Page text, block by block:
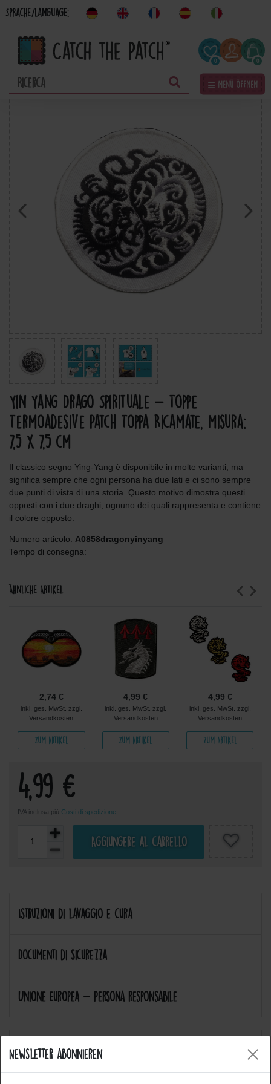
Newsletter abonnieren
Sprache/Language:
0
☰ Menü öffnen
Yin Yang Drago Spirituale - Toppe
Termoadesive Patch Toppa Ricamate, Misura:
7,5 x 7,5 cm
Il classico segno Ying-Yang è disponibile in molte varianti, ma
significa sempre che ogni persona ha due lati e ci sono sempre
due punti di vista di una storia. Questo motivo dimostra questi
opposti con i due draghi, ognuno dei quali rappresenta e contiene
il colore opposto.
Numero articolo: A0858dragonyinyang
Tempo di consegna:
Ähnliche Artikel
2,74 €
inkl. ges. MwSt. zzgl.
Versandkosten
Zum Artikel
4,99 €
inkl. ges. MwSt. zzgl.
Versandkosten
Zum Artikel
4,99 €
inkl. ges. MwSt. zzgl.
Versandkosten
Zum Artikel
4,99 €
IVA inclusa più Costi di spedizione
Aggiungere al carrello
Istruzioni di lavaggio e cura
Documenti di sicurezza
Unione Europea - Persona responsabile